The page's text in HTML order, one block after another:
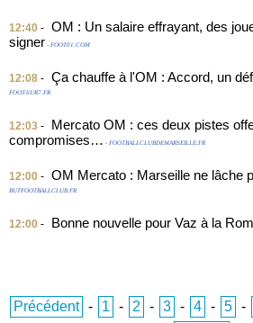
12:40 - OM : Un salaire effrayant, des
signer - FOOT01.COM
12:08 - Ça chauffe à l'OM : Accord, un
FOOT-SUR7.FR
12:03 -
Mercato OM : ces deux pistes
compromises… - FOOTBALLCLUBDEMARSEILLE.FR
12:00 - OM Mercato : Marseille ne lâche
BUTFOOTBALLCLUB.FR
12:00 - Bonne nouvelle pour Vaz à la
Précédent - 1 - 2 - 3 - 4 - 5 -